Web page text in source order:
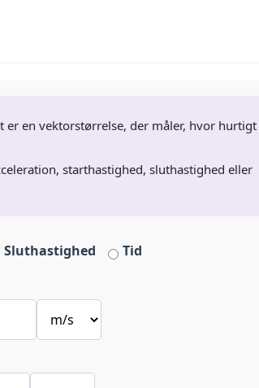
en vektorstørrelse, der måler, hvor hurtigt
starthastighed, sluthastighed eller
Sluthastighed Tid